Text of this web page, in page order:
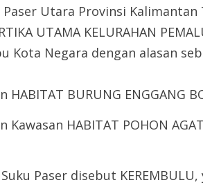
Utara Provinsi Kalimantan
UTAMA KELURAHAN
Kota Negara dengan alasan
BURUNG ENGGANG
HABITAT POHON
Suku Paser disebut